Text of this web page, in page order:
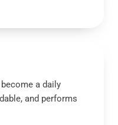
a daily
and performs